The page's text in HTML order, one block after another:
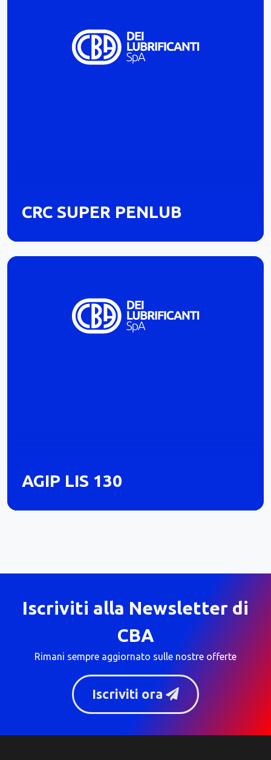
CRC SUPER PENLUB
AGIP LIS 130
Iscriviti alla Newsletter di
CBA
Rimani sempre aggiornato sulle nostre offerte
Iscriviti ora